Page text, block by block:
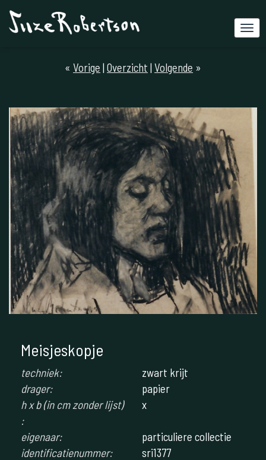
« Vorige | Overzicht | Volgende »
Meisjeskopje
techniek:
zwart krijt
drager:
papier
h x b (in cm zonder lijst)
:
x
eigenaar:
particuliere collectie
identificatienummer:
sri1377